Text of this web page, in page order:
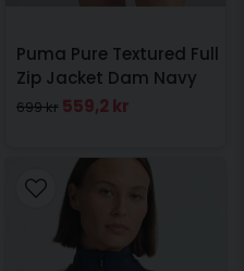
Puma Pure Textured Full
Zip Jacket Dam Navy
699 kr 559,2 kr